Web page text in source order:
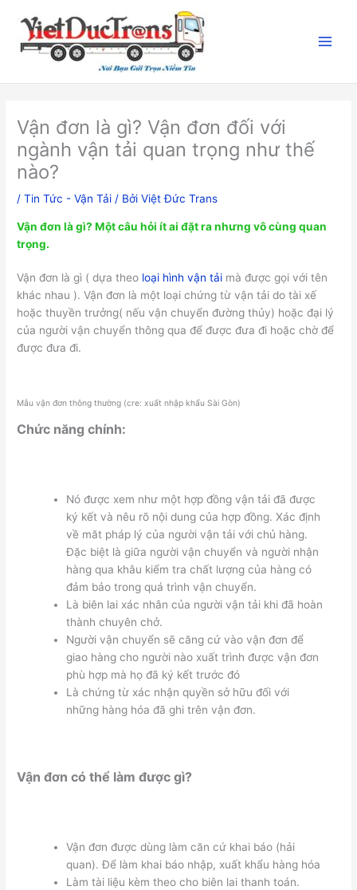
Vận đơn là gì? Vận đơn đối với
ngành vận tải quan trọng như thế
nào?
/Tin Tức - Vận Tải / BởiViệt Đức Trans
Vận đơn là gì? Một câu hỏi ít ai đặt ra nhưng vô cùng quan
trọng.
Vận đơn là gì ( dựa theo loại hình vận tải mà được gọi với tên
khác nhau ). Vận đơn là một loại chứng từ vận tải do tài xế
hoặc thuyền trưởng( nếu vận chuyển đường thủy) hoặc đại lý
của người vận chuyển thông qua để được đưa đi hoặc chờ để
được đưa đi.
Mẫu vận đơn thông thường (cre: xuất nhập khẩu Sài Gòn)
Chức năng chính:
Nó được xem như một hợp đồng vận tải đã được
ký kết và nêu rõ nội dung của hợp đồng. Xác định
về măt pháp lý của người vận tải với chủ hàng.
Đặc biệt là giữa người vận chuyển và người nhận
hàng qua khâu kiểm tra chất lượng của hàng có
đảm bảo trong quá trình vận chuyển.
Là biên lai xác nhân của người vận tải khi đã hoàn
thành chuyên chở.
Người vận chuyển sẽ căng cứ vào vận đơn để
giao hàng cho người nào xuất trình được vận đơn
phù hợp mà họ đã ký kết trước đó
Là chứng từ xác nhận quyền sở hữu đối với
những hàng hóa đã ghi trên vận đơn.
Vận đơn có thể làm được gì?
Vận đơn được dùng làm căn cứ khai báo (hải
quan). Để làm khai báo nhập, xuất khẩu hàng hóa
Làm tài liệu kèm theo cho biên lai thanh toán.